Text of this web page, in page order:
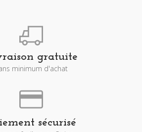
gratuite
minimum d'achat
sécurisé